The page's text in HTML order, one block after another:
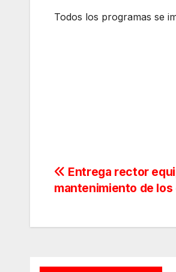
Todos los programas se
Navegación
entradas
Entrega rector
mantenimiento de los